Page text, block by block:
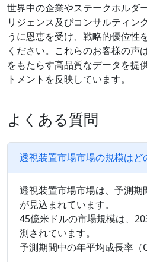
世界中の企業やステークホルダ
リジェンス及びコンサルティン
うに恩恵を受け、戦略的優位性
ください。これらのお客様の声
をもたらす高品質なデータを提
トメントを反映しています。
よくある質問
透視装置市場市場の規模はど
透視装置市場市場は、予測
が見込まれています。
45億米ドルの市場規模は、
測されています。
予測期間中の年平均成長率（